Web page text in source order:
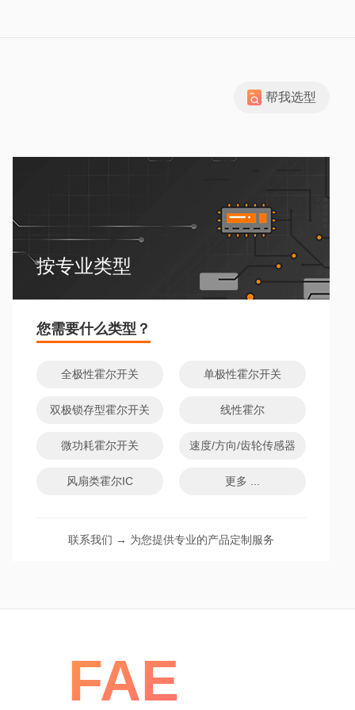
帮我选型
按专业类型
您需要什么类型？
全极性霍尔开关 单极性霍尔开关
双极锁存型霍尔开关 线性霍尔
微功耗霍尔开关 速度/方向/齿轮传感器
风扇类霍尔IC 更多 ...
联系我们 → 为您提供专业的产品定制服务
FAE